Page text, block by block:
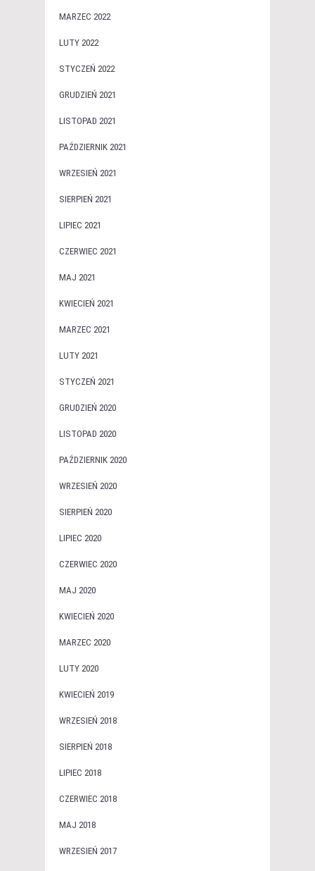
MARZEC 2022
LUTY 2022
STYCZEŃ 2022
GRUDZIEŃ 2021
LISTOPAD 2021
PAŹDZIERNIK 2021
WRZESIEŃ 2021
SIERPIEŃ 2021
LIPIEC 2021
CZERWIEC 2021
MAJ 2021
KWIECIEŃ 2021
MARZEC 2021
LUTY 2021
STYCZEŃ 2021
GRUDZIEŃ 2020
LISTOPAD 2020
PAŹDZIERNIK 2020
WRZESIEŃ 2020
SIERPIEŃ 2020
LIPIEC 2020
CZERWIEC 2020
MAJ 2020
KWIECIEŃ 2020
MARZEC 2020
LUTY 2020
KWIECIEŃ 2019
WRZESIEŃ 2018
SIERPIEŃ 2018
LIPIEC 2018
CZERWIEC 2018
MAJ 2018
WRZESIEŃ 2017